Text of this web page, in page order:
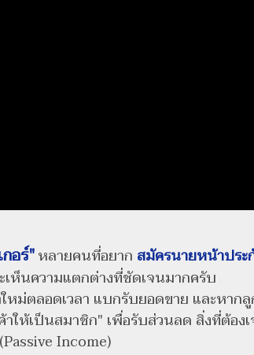
อร์"หลายคนที่อยาก สมัครนายหน้าประ
เห็นความแตกต่างที่ชัดเจนมากครับ
หม่ตลอดเวลา แบกรับยอดขาย และหาก
าให้เป็นสมาชิก" เพื่อรับส่วนลด สิ่งที่ต้อ
Income)